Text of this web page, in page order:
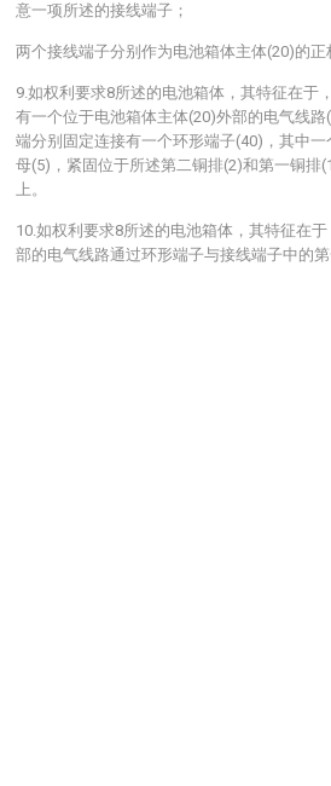
意一项所述的接线端子；
两个接线端子分别作为电池箱体主体(20)的正
9.如权利要求8所述的电池箱体，其特征在于
有一个位于电池箱体主体(20)外部的电气线
端分别固定连接有一个环形端子(40)，其中
母(5)，紧固位于所述第二铜排(2)和第一铜排
上。
10.如权利要求8所述的电池箱体，其特征在
部的电气线路通过环形端子与接线端子中的第